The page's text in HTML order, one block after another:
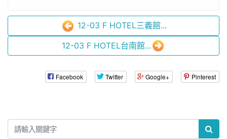
12-03 F HOTEL三義館...
12-03 F HOTEL台南館...
Facebook Twitter Google+ Pinterest